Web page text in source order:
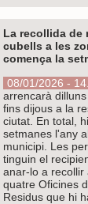
La recollida de
cubells a les
comença la
08/01/2026 -
arrencarà
fins dijous a la
ciutat. En total,
setmanes l'any
municipi. Les
tinguin el
anar-lo a recollir
quatre Oficines
Residus que hi